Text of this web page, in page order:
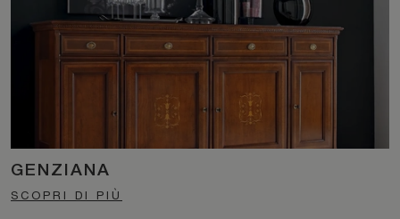
GENZIANA
SCOPRI DI PIÙ